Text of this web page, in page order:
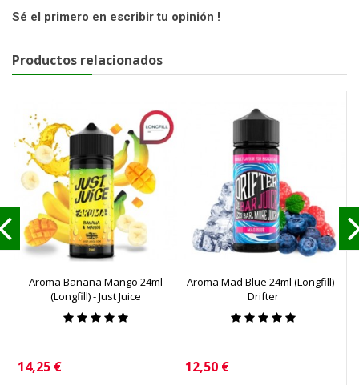
Sé el primero en escribir tu opinión !
Productos relacionados
Aroma Banana Mango 24ml
(Longfill) - Just Juice
Precio
14,25 €
Aroma Mad Blue 24ml (Longfill) -
Drifter
Precio
12,50 €